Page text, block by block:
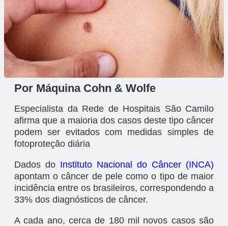
Por Máquina Cohn & Wolfe
Especialista da Rede de Hospitais São Camilo
afirma que a maioria dos casos deste tipo câncer
podem ser evitados com medidas simples de
fotoproteção diária
Dados do Instituto Nacional do Câncer (INCA)
apontam o câncer de pele como o tipo de maior
incidência entre os brasileiros, correspondendo a
33% dos diagnósticos de câncer.
A cada ano, cerca de 180 mil novos casos são